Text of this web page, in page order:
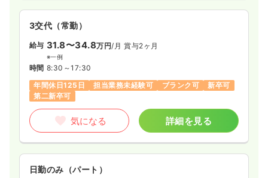
3交代（常勤）
給与 31.8〜34.8万円/月 賞与2ヶ月
※一例
時間 8:30～17:30
年間休日125日
担当業務未経験可 ブランク可
新卒可
第二新卒可
気になる 詳細を見る
日勤のみ（パート）